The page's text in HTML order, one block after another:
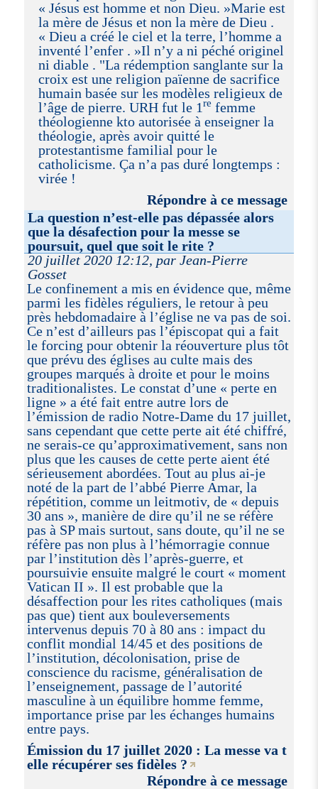
« Jésus est homme et non Dieu. »Marie est
la mère de Jésus et non la mère de Dieu .
« Dieu a créé le ciel et la terre, l’homme a
inventé l’enfer . »Il n’y a ni péché originel
ni diable . "La rédemption sanglante sur la
croix est une religion païenne de sacrifice
humain basée sur les modèles religieux de
l’âge de pierre. URH fut le 1re femme
théologienne kto autorisée à enseigner la
théologie, après avoir quitté le
protestantisme familial pour le
catholicisme. Ça n’a pas duré longtemps :
virée !
Répondre à ce message
La question n’est-elle pas dépassée alors
que la désafection pour la messe se
poursuit, quel que soit le rite ?
20 juillet 2020 12:12, par Jean-Pierre
Gosset
Le confinement a mis en évidence que, même
parmi les fidèles réguliers, le retour à peu
près hebdomadaire à l’église ne va pas de soi.
Ce n’est d’ailleurs pas l’épiscopat qui a fait
le forcing pour obtenir la réouverture plus tôt
que prévu des églises au culte mais des
groupes marqués à droite et pour le moins
traditionalistes. Le constat d’une « perte en
ligne » a été fait entre autre lors de
l’émission de radio Notre-Dame du 17 juillet,
sans cependant que cette perte ait été chiffré,
ne serais-ce qu’approximativement, sans non
plus que les causes de cette perte aient été
sérieusement abordées. Tout au plus ai-je
noté de la part de l’abbé Pierre Amar, la
répétition, comme un leitmotiv, de « depuis
30 ans », manière de dire qu’il ne se réfère
pas à SP mais surtout, sans doute, qu’il ne se
réfère pas non plus à l’hémorragie connue
par l’institution dès l’après-guerre, et
poursuivie ensuite malgré le court « moment
Vatican II ». Il est probable que la
désaffection pour les rites catholiques (mais
pas que) tient aux bouleversements
intervenus depuis 70 à 80 ans : impact du
conflit mondial 14/45 et des positions de
l’institution, décolonisation, prise de
conscience du racisme, généralisation de
l’enseignement, passage de l’autorité
masculine à un équilibre homme femme,
importance prise par les échanges humains
entre pays.
Émission du 17 juillet 2020 : La messe va t
elle récupérer ses fidèles ?
Répondre à ce message